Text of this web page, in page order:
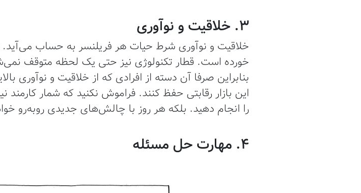
3. خلاقیت و نوآوری
خلاقیت و نوآوری شرط حیات هر فریلنسر به حساب می‌آید.
خورده است. قطار تکنولوژی نیز حتی یک لحظه متوقف
بنابراین صرفا آن دسته از افرادی که از خلاقیت و نوآوری
را انجام دهید. بلکه هر روز با چالش‌های جدیدی روبه‌رو
4. مهارت حل مسئله